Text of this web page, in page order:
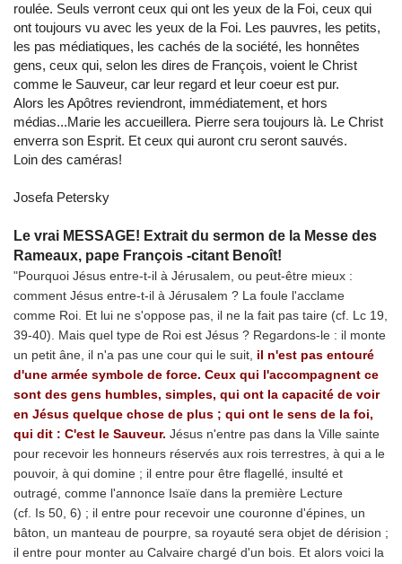
roulée. Seuls verront ceux qui ont les yeux de la Foi, ceux qui
ont toujours vu avec les yeux de la Foi. Les pauvres, les petits,
les pas médiatiques, les cachés de la société, les honnêtes
gens, ceux qui, selon les dires de François, voient le Christ
comme le Sauveur, car leur regard et leur coeur est pur.
Alors les Apôtres reviendront, immédiatement, et hors
médias...Marie les accueillera. Pierre sera toujours là. Le Christ
enverra son Esprit. Et ceux qui auront cru seront sauvés.
Loin des caméras!
Josefa Petersky
Le vrai MESSAGE! Extrait du sermon de la Messe des
Rameaux, pape François -citant Benoît!
"Pourquoi Jésus entre-t-il à Jérusalem, ou peut-être mieux :
comment Jésus entre-t-il à Jérusalem ? La foule l'acclame
comme Roi. Et lui ne s'oppose pas, il ne la fait pas taire (cf. Lc 19,
39-40). Mais quel type de Roi est Jésus ? Regardons-le : il monte
un petit âne, il n'a pas une cour qui le suit, il n'est pas entouré
d'une armée symbole de force. Ceux qui l'accompagnent ce
sont des gens humbles, simples, qui ont la capacité de voir
en Jésus quelque chose de plus ; qui ont le sens de la foi,
qui dit : C'est le Sauveur. Jésus n'entre pas dans la Ville sainte
pour recevoir les honneurs réservés aux rois terrestres, à qui a le
pouvoir, à qui domine ; il entre pour être flagellé, insulté et
outragé, comme l'annonce Isaïe dans la première Lecture
(cf. Is 50, 6) ; il entre pour recevoir une couronne d'épines, un
bâton, un manteau de pourpre, sa royauté sera objet de dérision ;
il entre pour monter au Calvaire chargé d'un bois. Et alors voici la